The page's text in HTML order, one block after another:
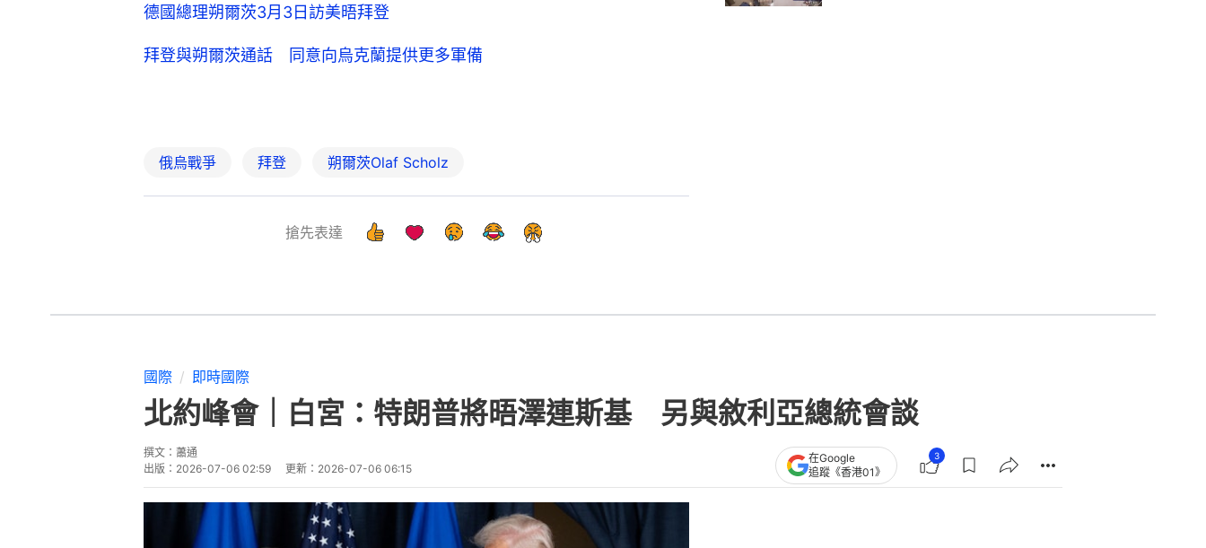
德國總理朔爾茨3月3日訪美晤拜登
拜登與朔爾茨通話 同意向烏克蘭提供更多軍備
俄烏戰爭 拜登 朔爾茨Olaf Scholz
搶先表達
國際 即時國際
北約峰會｜白宮：特朗普將晤澤連斯基 另與敘利亞總統會談
撰文： 蕭通
出版： 2026-07-06 02:59 更新： 2026-07-06 06:15
在Google
追蹤《香港01》
3